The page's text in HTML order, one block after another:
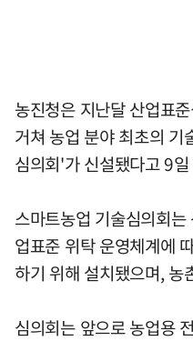
농진청은 지난달 산업표
거쳐 농업 분야 최초의
심의회'가 신설됐다고 9
스마트농업 기술심의회
업표준 위탁 운영체계에
하기 위해 설치됐으며, 농
심의회는 앞으로 농업용